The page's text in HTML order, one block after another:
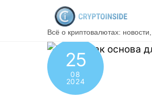
Всё о криптовалютах:
25
08
2024